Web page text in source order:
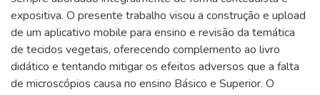
expositiva. O presente trabalho visou a construção e upload
de um aplicativo mobile para ensino e revisão da temática
de tecidos vegetais, oferecendo complemento ao livro
didático e tentando mitigar os efeitos adversos que a falta
de microscópios causa no ensino Básico e Superior. O